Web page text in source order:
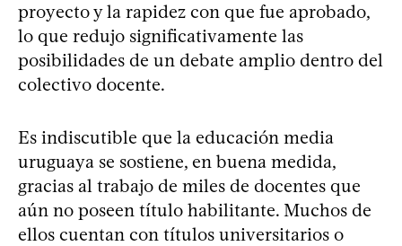
proyecto y la rapidez con que fue aprobado,
lo que redujo significativamente las
posibilidades de un debate amplio dentro del
colectivo docente.
Es indiscutible que la educación media
uruguaya se sostiene, en buena medida,
gracias al trabajo de miles de docentes que
aún no poseen título habilitante. Muchos de
ellos cuentan con títulos universitarios o